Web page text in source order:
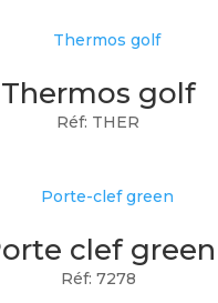
Thermos golf
Réf: THER
clef green
Réf: 7278